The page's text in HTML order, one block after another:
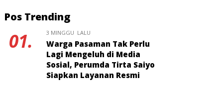
Pos Trending
01. 3 MINGGU LALU
Warga Pasaman Tak Perlu
Lagi Mengeluh di Media
Sosial, Perumda Tirta Saiyo
Siapkan Layanan Resmi